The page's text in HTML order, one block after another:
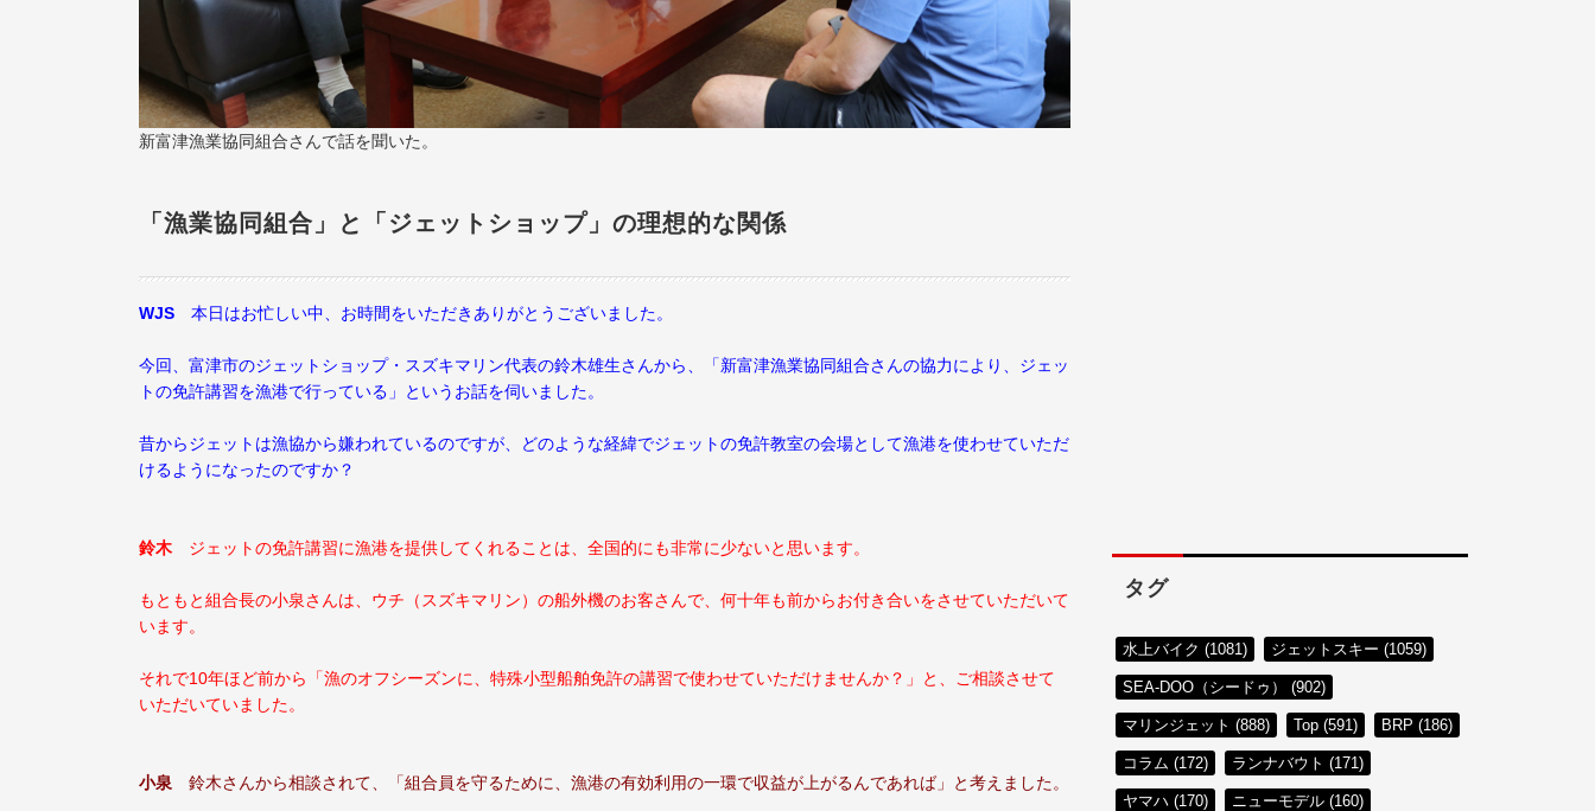
新富津漁業協同組合さんで話を聞いた。
「漁業協同組合」と「ジェットショップ」の理想的な関係
WJS 本日はお忙しい中、お時間をいただきありがとうございました。
今回、富津市のジェットショップ・スズキマリン代表の鈴木雄生さんから、「新富津漁業協同組合さんの協力により、ジェッ
トの免許講習を漁港で行っている」というお話を伺いました。
昔からジェットは漁協から嫌われているのですが、どのような経緯でジェットの免許教室の会場として漁港を使わせていただ
けるようになったのですか？
鈴木 ジェットの免許講習に漁港を提供してくれることは、全国的にも非常に少ないと思います。
もともと組合長の小泉さんは、ウチ（スズキマリン）の船外機のお客さんで、何十年も前からお付き合いをさせていただいて
います。
それで10年ほど前から「漁のオフシーズンに、特殊小型船舶免許の講習で使わせていただけませんか？」と、ご相談させて
いただいていました。
小泉 鈴木さんから相談されて、「組合員を守るために、漁港の有効利用の一環で収益が上がるんであれば」と考えました。
タグ
水上バイク (1081) ジェットスキー (1059)
SEA-DOO（シードゥ） (902)
マリンジェット (888) Top (591) BRP (186)
コラム (172) ランナバウト (171)
ヤマハ (170) ニューモデル (160)